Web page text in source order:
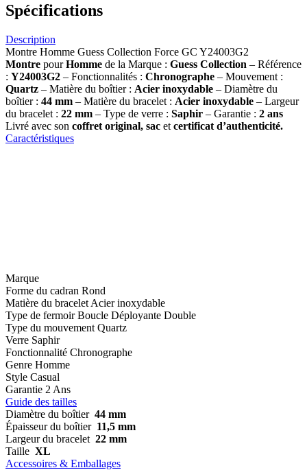
Spécifications
Description
Montre Homme Guess Collection Force GC Y24003G2
Montre pourHomme de la Marque : Guess Collection – Référence
: Y24003G2 – Fonctionnalités : Chronographe – Mouvement :
Quartz – Matière du boîtier : Acier inoxydable – Diamètre du
boîtier : 44 mm – Matière du bracelet : Acier inoxydable – Largeur
du bracelet : 22 mm – Type de verre : Saphir – Garantie : 2 ans
Livré avec son coffret original, sac et certificat d’authenticité.
Caractéristiques
Marque
Forme du cadran Rond
Matière du bracelet Acier inoxydable
Type de fermoir Boucle Déployante Double
Type du mouvement Quartz
Verre Saphir
Fonctionnalité Chronographe
Genre Homme
Style Casual
Garantie 2 Ans
Guide des tailles
Diamètre du boîtier 44 mm
Épaisseur du boîtier 11,5 mm
Largeur du bracelet 22 mm
Taille XL
Accessoires & Emballages